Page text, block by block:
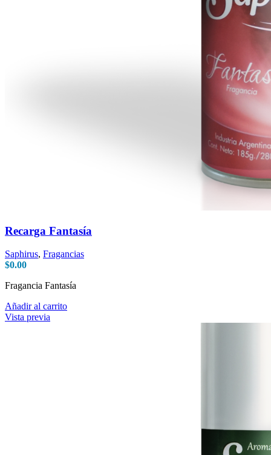
Recarga Fantasía
Saphirus, Fragancias
$0.00
Fragancia Fantasía
Añadir al carrito
Vista previa